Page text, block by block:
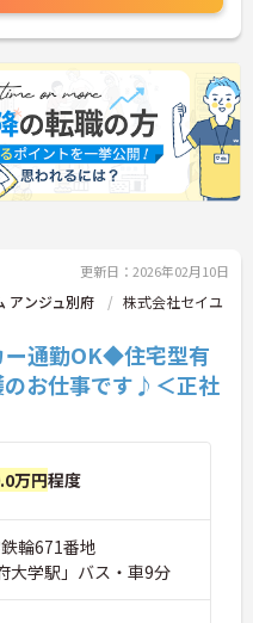
更新日：2026年02月10日
アンジュ別府
株式会社セイユ
ー通勤OK◆住宅型有
のお仕事です♪＜正社
万円程度
輪671番地
大学駅」バス・車9分